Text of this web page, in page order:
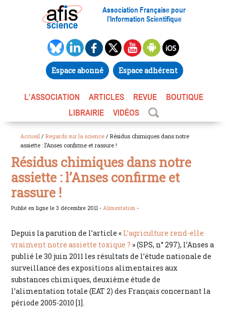
Association Française pour
l’Information Scientifique
Espace abonné Espace adhérent
L’ASSOCIATION ARTICLES REVUE
BOUTIQUE
LIBRAIRIE
VIDÉOS
Accueil / Regards sur la science / Résidus chimiques dans notre
assiette : l’Anses confirme et rassure !
Résidus chimiques dans notre
assiette : l’Anses confirme et
rassure !
Publié en ligne le 3 décembre 2011 -Alimentation -
Depuis la parution de l’article « L’agriculture rend-elle
vraiment notre assiette toxique ? » (SPS, n° 297), l’Anses a
publié le 30 juin 2011 les résultats de l’étude nationale de
surveillance des expositions alimentaires aux
substances chimiques, deuxième étude de
l’alimentation totale (EAT 2) des Français concernant la
période 2005-2010 [1].